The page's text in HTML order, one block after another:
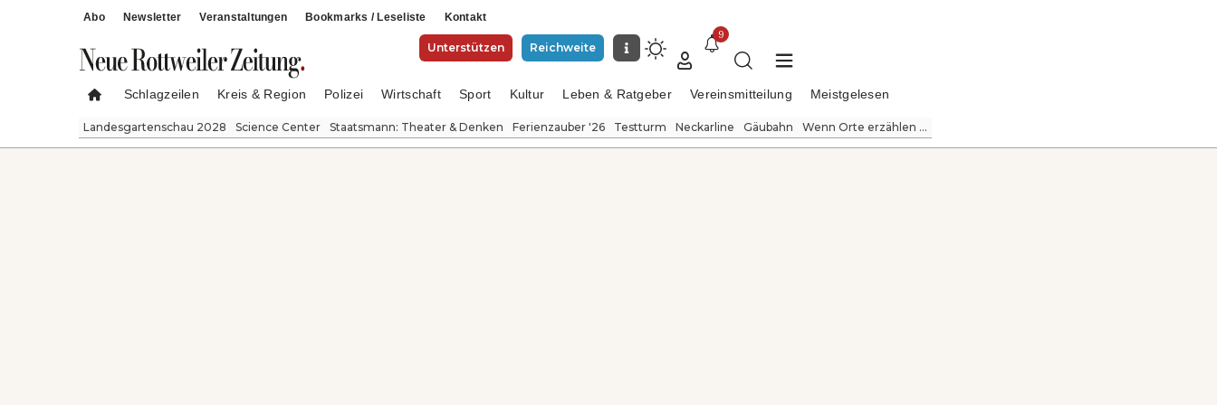
Abo Newsletter Veranstaltungen Bookmarks / Leseliste Kontakt
Unterstützen Reichweite
9
Schlagzeilen Kreis & Region Polizei Wirtschaft Sport Kultur Leben & Ratgeber Vereinsmitteilung Meistgelesen
Landesgartenschau 2028 Science Center Staatsmann: Theater & Denken Ferienzauber '26 Testturm Neckarline Gäubahn Wenn Orte erzählen ...